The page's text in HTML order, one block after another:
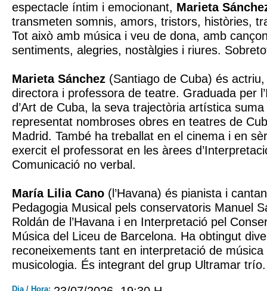
espectacle íntim i emocionant, Marieta
transmeten somnis, amors, tristors, històries,
Tot això amb música i veu de dona, amb
sentiments, alegries, nostàlgies i riures.
Marieta Sánchez (Santiago de Cuba) és
directora i professora de teatre. Graduada per
d’Art de Cuba, la seva trajectòria artística
representat nombroses obres en teatres de
Madrid. També ha treballat en el cinema i en
exercit el professorat en les àrees
Comunicació no verbal.
María Lilia Cano (l’Havana) és pianista i
Pedagogia Musical pels conservatoris Manuel
Roldán de l’Havana i en Interpretació pel
Música del Liceu de Barcelona. Ha obtingut
reconeixements tant en interpretació de
musicologia. És integrant del grup Ultramar trío.
Dia / Hora: